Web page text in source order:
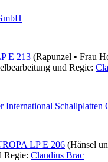
E 213 (Rapunzel • Frau
und Regie:
International Schallplatten
LP E 206 (Hänsel
Regie: Claudius Brac